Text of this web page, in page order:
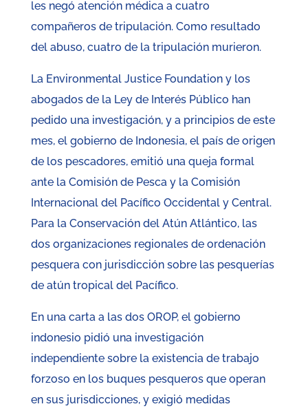
les negó atención médica a cuatro
compañeros de tripulación. Como resultado
del abuso, cuatro de la tripulación murieron.
La Environmental Justice Foundation y los
abogados de la Ley de Interés Público han
pedido una investigación, y a principios de este
mes, el gobierno de Indonesia, el país de origen
de los pescadores, emitió una queja formal
ante la Comisión de Pesca y la Comisión
Internacional del Pacífico Occidental y Central.
Para la Conservación del Atún Atlántico, las
dos organizaciones regionales de ordenación
pesquera con jurisdicción sobre las pesquerías
de atún tropical del Pacífico.
En una carta a las dos OROP, el gobierno
indonesio pidió una investigación
independiente sobre la existencia de trabajo
forzoso en los buques pesqueros que operan
en sus jurisdicciones, y exigió medidas